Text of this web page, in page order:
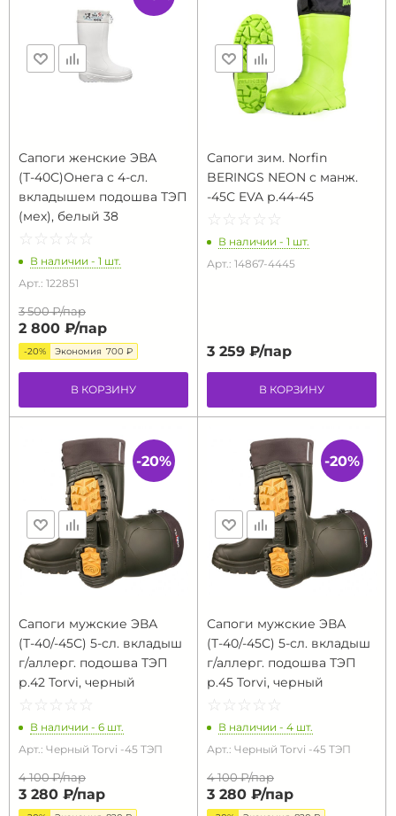
Сапоги женские ЭВА
(Т-40С)Онега с 4-сл.
вкладышем подошва ТЭП
(мех), белый 38
☆ ☆ ☆ ☆ ☆
★ ★ ★ ★ ★
В наличии - 1 шт.
Арт.: 122851
3 500 ₽/пар
2 800 ₽/пар
-20% Экономия 700 ₽
В КОРЗИНУ
Сапоги зим. Norfin
BERINGS NEON с манж.
-45С EVA р.44-45
☆ ☆ ☆ ☆ ☆
★ ★ ★ ★ ★
В наличии - 1 шт.
Арт.: 14867-4445
3 259 ₽/пар
В КОРЗИНУ
Сапоги мужские ЭВА
(Т-40/-45С) 5-сл. вкладыш
г/аллерг. подошва ТЭП
р.42 Torvi, черный
☆ ☆ ☆ ☆ ☆
★ ★ ★ ★ ★
В наличии - 6 шт.
Арт.: Черный Torvi -45 ТЭП
4 100 ₽/пар
3 280 ₽/пар
-20%
Сапоги мужские ЭВА
(Т-40/-45С) 5-сл. вкладыш
г/аллерг. подошва ТЭП
р.45 Torvi, черный
☆ ☆ ☆ ☆ ☆
★ ★ ★ ★ ★
В наличии - 4 шт.
Арт.: Черный Torvi -45 ТЭП
4 100 ₽/пар
3 280 ₽/пар
-20%